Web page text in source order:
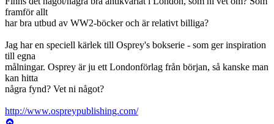
framför allt
har bra utbud av WW2-böcker och är relativt billiga?
Jag har en speciell kärlek till Osprey's bokserie - som ger inspiration
till egna
målningar. Osprey är ju ett Londonförlag från början, så kanske man
kan hitta
några fynd? Vet ni något?
http://www.ospreypublishing.com/